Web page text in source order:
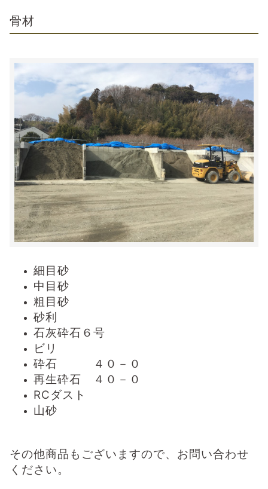
骨材
細目砂
中目砂
粗目砂
砂利
石灰砕石６号
ビリ
砕石 ４０－０
再生砕石 ４０－０
RCダスト
山砂
その他商品もございますので、お問い合わせ
ください。